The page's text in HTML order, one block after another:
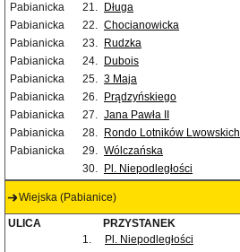
Pabianicka
21. Długa
Pabianicka
22. Chocianowicka
Pabianicka
23. Rudzka
Pabianicka
24. Dubois
Pabianicka
25. 3 Maja
Pabianicka
26. Prądzyńskiego
Pabianicka
27. Jana Pawła II
Pabianicka
28. Rondo Lotników Lwowskich
Pabianicka
29. Wólczańska
30.
Pl. Niepodległości
Wiejska (Pabianice)
ULICA PRZYSTANEK
1.
Pl. Niepodległości